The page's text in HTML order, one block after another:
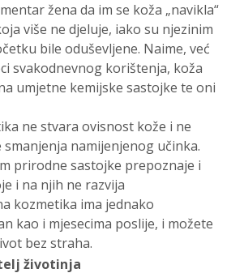
žena da im se koža „navikla“
više ne djeluje, iako su njezinim
bile oduševljene. Naime, već
svakodnevnog korištenja, koža
umjetne kemijske sastojke te oni
ne stvara ovisnost kože i ne
smanjenja namijenjenog učinka.
prirodne sastojke prepoznaje i
i na njih ne razvija
kozmetika ima jednako
kao i mjesecima poslije, i možete
bez straha.
životinja